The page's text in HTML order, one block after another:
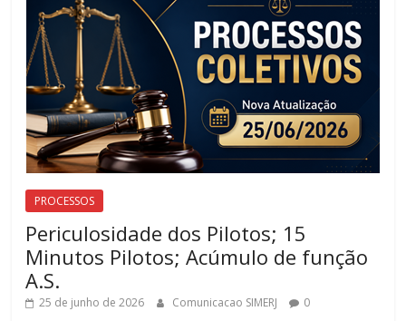
PROCESSOS
Periculosidade dos Pilotos; 15
Minutos Pilotos; Acúmulo de função
A.S.
25 de junho de 2026 Comunicacao SIMERJ 0